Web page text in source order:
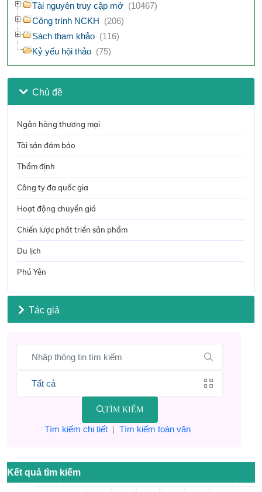
Tài nguyên truy cập mở (10467)
Công trình NCKH (206)
Sách tham khảo (116)
Kỷ yếu hội thảo (75)
Chủ đề
Ngân hàng thương mại
Tài sản đảm bảo
Thẩm định
Công ty đa quốc gia
Hoạt động chuyển giá
Chiến lược phát triển sản phẩm
Du lịch
Phú Yên
Tác giả
TÌM KIẾM
Tìm kiếm chi tiết| Tìm kiếm toàn văn
Kết quả tìm kiếm